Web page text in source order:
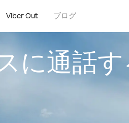
Viber Out ブログ
に通話